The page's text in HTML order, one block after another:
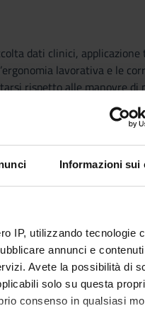
Informazioni sui
IP, utilizzando tecnologie
annunci e contenuti
Avete la possibilità di
solo su questa
consenso in qualsiasi
dati clinici,
lavorativa e le
rispetto alle manovre di